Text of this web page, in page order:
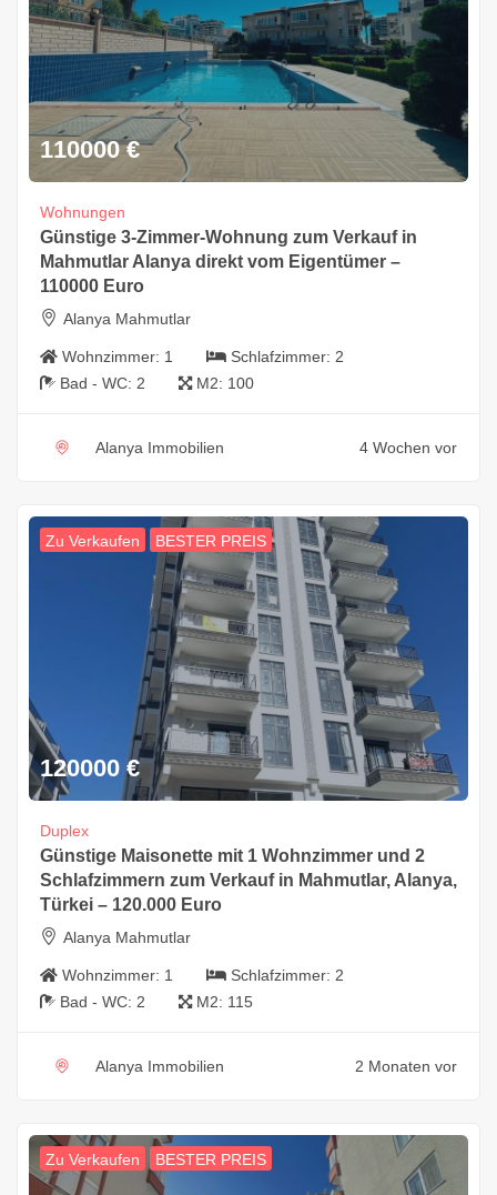
110000 €
Wohnungen
Günstige 3-Zimmer-Wohnung zum Verkauf in
Mahmutlar Alanya direkt vom Eigentümer –
110000 Euro
Alanya Mahmutlar
Wohnzimmer: 1 Schlafzimmer: 2
Bad - WC: 2 M2: 100
Alanya Immobilien 4 Wochen vor
Zu Verkaufen BESTER PREIS
120000 €
Duplex
Günstige Maisonette mit 1 Wohnzimmer und 2
Schlafzimmern zum Verkauf in Mahmutlar, Alanya,
Türkei – 120.000 Euro
Alanya Mahmutlar
Wohnzimmer: 1 Schlafzimmer: 2
Bad - WC: 2 M2: 115
Alanya Immobilien 2 Monaten vor
Zu Verkaufen BESTER PREIS